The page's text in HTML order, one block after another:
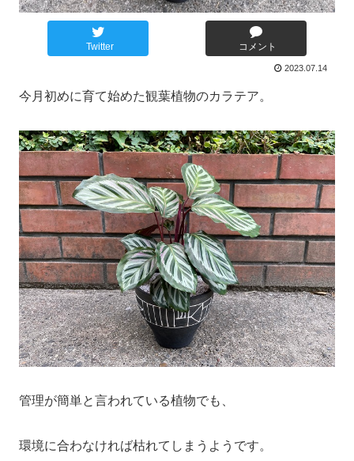
Twitter コメント
2023.07.14
今月初めに育て始めた観葉植物のカラテア。
管理が簡単と言われている植物でも、
環境に合わなければ枯れてしまうようです。